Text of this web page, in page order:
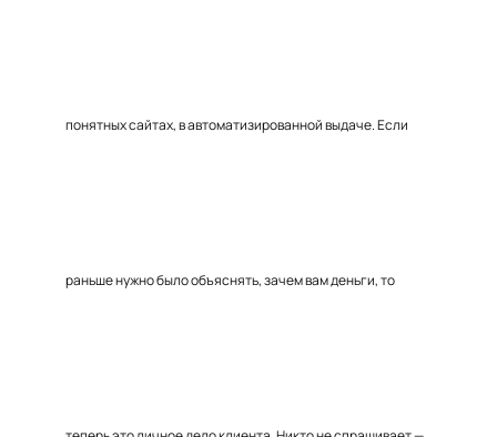
понятных сайтах, в автоматизированной выдаче. Если
раньше нужно было объяснять, зачем вам деньги, то